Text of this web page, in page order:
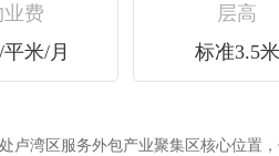
业费
米/月
层高
标准3.5米
湾区服务外包产业聚集区核心位置，位